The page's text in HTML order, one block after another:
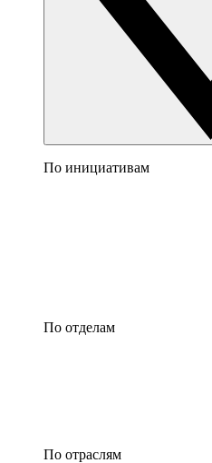
По инициативам
По отделам
По отраслям